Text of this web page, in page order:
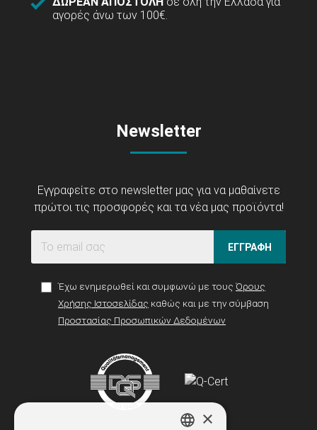
αγορές άνω των 100€.
Newsletter
Εγγραφείτε στο newsletter μας για να μαθαίνετε
πρώτοι τις προσφορές και τα νέα μας προϊόντα!
ΕΓΓΡΑΦΗ
Έχω ενημερωθεί και συμφωνώ με τους Όρους
Χρήσης Ιστοσελίδας καθώς και με την σύμβαση
Προστασίας Προσωπικών Δεδομένων
×